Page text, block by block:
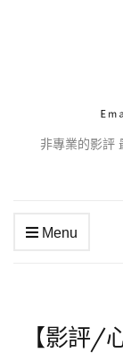
非專業的影評
Menu
【影評/